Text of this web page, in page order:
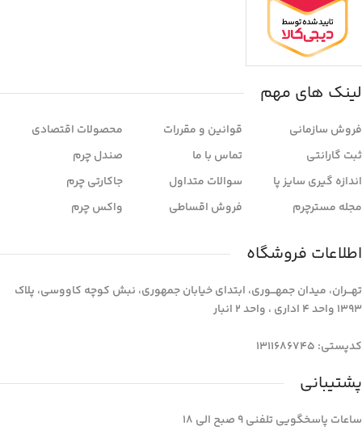
لینک های مهم
فروش سازمانی
ثبت گارانتی
اندازه گیری سایز پا
مجله مسترچرم
قوانین و مقررات
تماس با ما
سوالات متداول
فروش اقساطی
محصولات اقتصادی
صندل چرم
جاکارتی چرم
واکس چرم
اطلاعات فروشگاه
تهـــران، میدان جمهـــوری، ابتدای خیابان جمهوری، نبش کوچه کاووسی، پلاک
1393 واحد 4 اداری ، واحد 2 انبار
کدپستی: 1311686745
پشتیبانی
ساعات پاسخگویی تلفنی 9 صبح الی 18